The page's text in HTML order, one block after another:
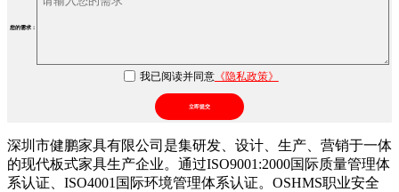
您的需求：
我已阅读并同意《隐私政策》
立即提交
深圳市健鹏家具有限公司是集研发、设计、生产、营销于一体
的现代板式家具生产企业。通过ISO9001:2000国际质量管理体
系认证、ISO4001国际环境管理体系认证。OSHMS职业安全